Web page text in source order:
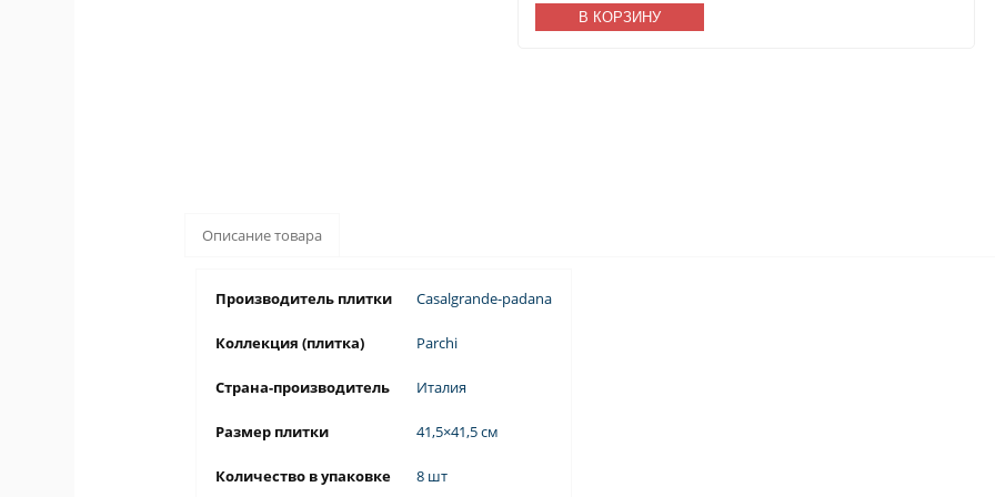
В КОРЗИНУ
Описание товара
Производитель плитки Casalgrande-padana
Коллекция (плитка) Parchi
Страна-производитель Италия
Размер плитки 41,5×41,5 см
Количество в упаковке 8 шт